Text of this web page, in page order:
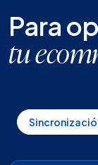
Para
tu